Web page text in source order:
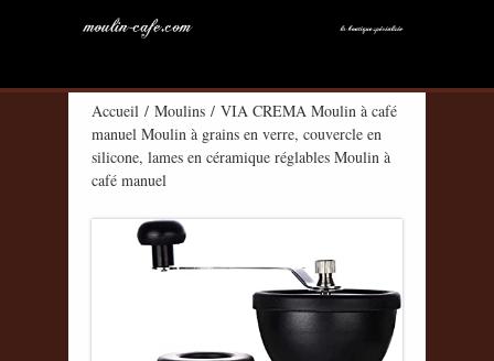
Accueil / Moulins / VIA CREMA Moulin à café
manuel Moulin à grains en verre, couvercle en
silicone, lames en céramique réglables Moulin à
café manuel